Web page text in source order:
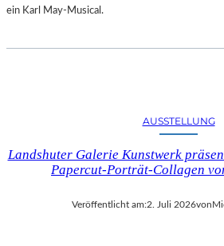
ein Karl May-Musical.
AUSSTELLUNG
Landshuter Galerie Kunstwerk
Papercut-Porträt-Collagen
Veröffentlicht am:2. Juli 2026von